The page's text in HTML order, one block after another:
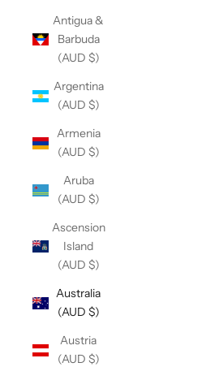
Antigua &
Barbuda
(AUD $)
Argentina
(AUD $)
Armenia
(AUD $)
Aruba
(AUD $)
Ascension
Island
(AUD $)
Australia
(AUD $)
Austria
(AUD $)